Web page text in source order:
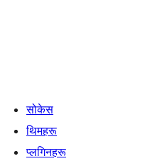
सोकेस
थिमहरू
प्लगिनहरू